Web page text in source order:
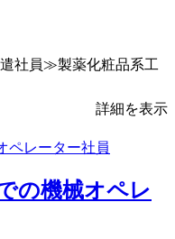
社員≫製薬化粧品系工
詳細を表示
の機械オペレ